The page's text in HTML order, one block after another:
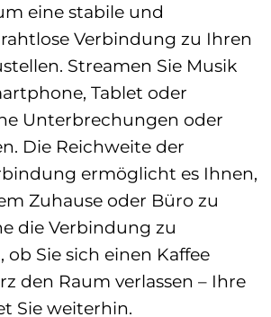
eine stabile und
Verbindung zu Ihren
Streamen Sie Musik
Tablet oder
Unterbrechungen oder
Die Reichweite der
ermöglicht es Ihnen,
Zuhause oder Büro zu
die Verbindung zu
ob Sie sich einen Kaffee
den Raum verlassen – Ihre
Sie weiterhin.